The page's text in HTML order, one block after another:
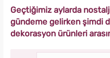
Geçtiğimiz aylarda
gündeme gelirken şimdi
dekorasyon ürünleri